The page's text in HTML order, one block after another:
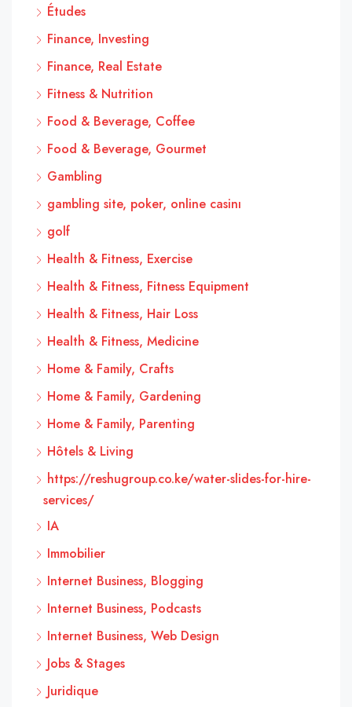
Études
Finance, Investing
Finance, Real Estate
Fitness & Nutrition
Food & Beverage, Coffee
Food & Beverage, Gourmet
Gambling
gambling site, poker, online casinı
golf
Health & Fitness, Exercise
Health & Fitness, Fitness Equipment
Health & Fitness, Hair Loss
Health & Fitness, Medicine
Home & Family, Crafts
Home & Family, Gardening
Home & Family, Parenting
Hôtels & Living
https://reshugroup.co.ke/water-slides-for-hire-
services/
IA
Immobilier
Internet Business, Blogging
Internet Business, Podcasts
Internet Business, Web Design
Jobs & Stages
Juridique